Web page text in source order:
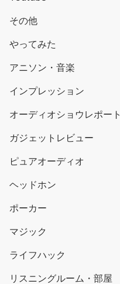
その他
やってみた
アニソン・音楽
インプレッション
オーディオショウレポート
ガジェットレビュー
ピュアオーディオ
ヘッドホン
ポーカー
マジック
ライフハック
リスニングルーム・部屋